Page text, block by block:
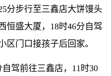
分步行至三鑫店大饼馒头
恒盛大厦，18时46分自驾
区门口接孩子后回家。
驾前往三鑫店，11时30